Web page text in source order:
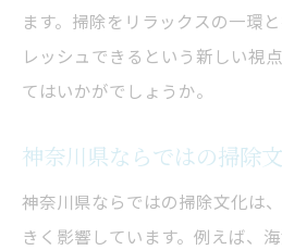
忙しい日常に役立つハウス
化アイデア
効率的な掃除グッズの
日常生活に組み込む掃
プロの技術による時
ます。掃除をリラックスの一環
レッシュできるという新しい視
てはいかがでしょうか。
神奈川県ならではの掃除
神奈川県ならではの掃除文化は
きく影響しています。例えば、